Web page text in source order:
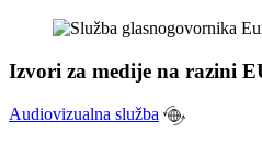
Izvori za medije na razini
Audiovizualna služba